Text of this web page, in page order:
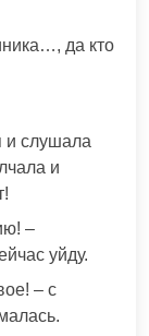
да кто
и слушала
и
–
уйду.
– с